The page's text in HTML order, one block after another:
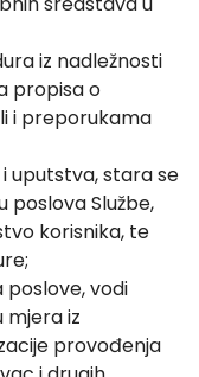
iz nadležnosti
propisa o
i preporukama
uputstva, stara se
poslova Službe,
korisnika, te
poslove, vodi
mjera iz
provođenja